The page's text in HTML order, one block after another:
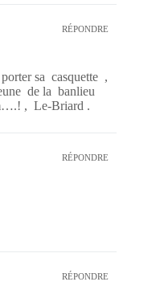
RÉPONDRE
sa casquette ,
de la banlieu
, Le-Briard .
RÉPONDRE
RÉPONDRE